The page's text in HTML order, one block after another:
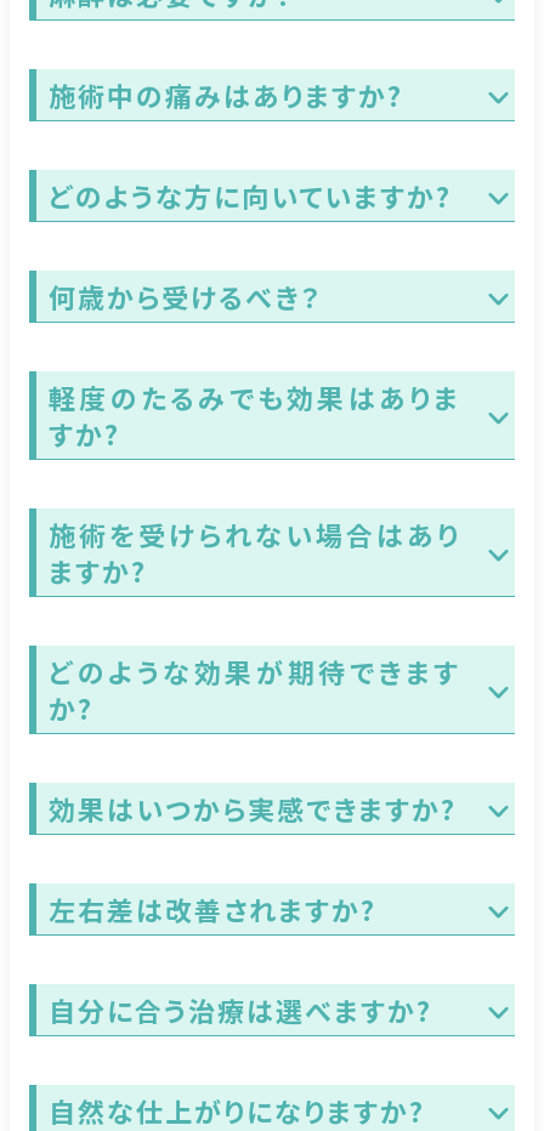
施術中の痛みはありますか?
どのような方に向いていますか?
何歳から受けるべき？
軽度のたるみでも効果はありま
すか?
施術を受けられない場合はあり
ますか?
どのような効果が期待できます
か?
効果はいつから実感できますか?
左右差は改善されますか?
自分に合う治療は選べますか?
自然な仕上がりになりますか?